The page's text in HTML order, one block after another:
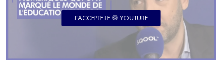
J'ACCEPTE LE 🍪 YOUTUBE